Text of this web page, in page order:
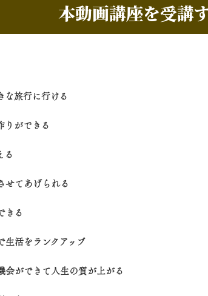
本動画講座を受
な旅行に行ける
りができる
る
せてあげられる
きる
生活をランクアップ
会ができて人生の質が上がる